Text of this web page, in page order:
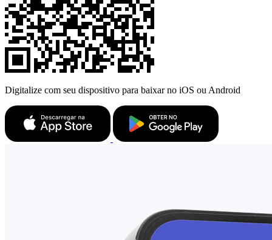
Digitalize com seu dispositivo para baixar no iOS ou Android